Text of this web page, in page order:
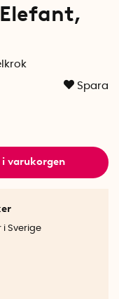
Spara
i varukorgen
Sverige